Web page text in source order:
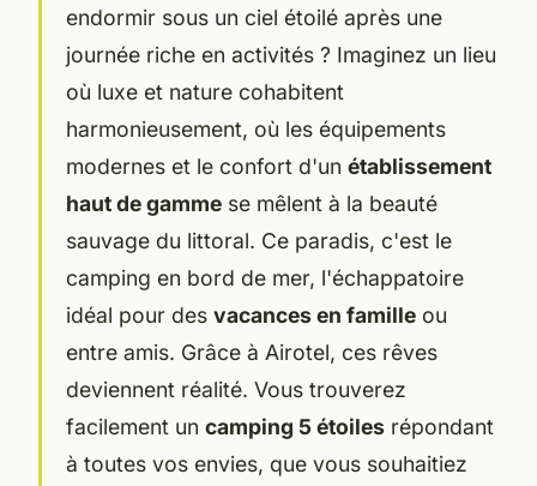
endormir sous un ciel étoilé après une
journée riche en activités ? Imaginez un lieu
où luxe et nature cohabitent
harmonieusement, où les équipements
modernes et le confort d'un établissement
haut de gamme se mêlent à la beauté
sauvage du littoral. Ce paradis, c'est le
camping en bord de mer, l'échappatoire
idéal pour des vacances en famille ou
entre amis. Grâce à Airotel, ces rêves
deviennent réalité. Vous trouverez
facilement un camping 5 étoiles répondant
à toutes vos envies, que vous souhaitiez